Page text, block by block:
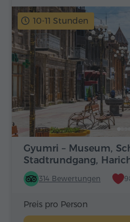
10-11 Stunden
Gyumri – Museum,
Stadtrundgang,
314 Bewertungen
Preis pro Person